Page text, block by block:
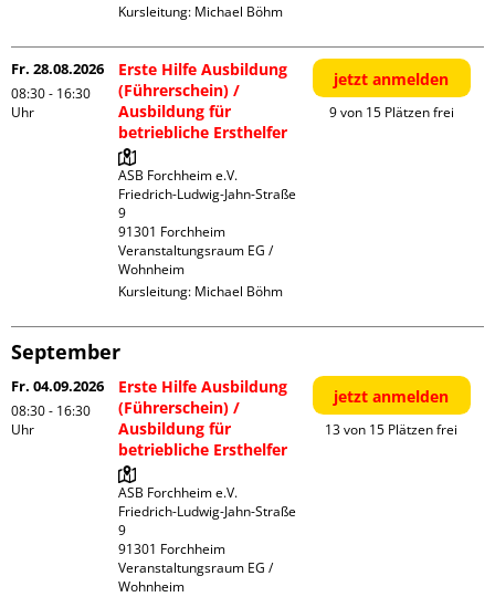
Kursleitung: Michael Böhm
Fr. 28.08.2026
08:30 - 16:30
Uhr
Erste Hilfe Ausbildung
(Führerschein) /
Ausbildung für
betriebliche Ersthelfer
ASB Forchheim e.V.
Friedrich-Ludwig-Jahn-Straße
9
91301 Forchheim
Veranstaltungsraum EG /
Wohnheim
Kursleitung: Michael Böhm
jetzt anmelden
9 von 15 Plätzen frei
September
Fr. 04.09.2026
08:30 - 16:30
Uhr
Erste Hilfe Ausbildung
(Führerschein) /
Ausbildung für
betriebliche Ersthelfer
ASB Forchheim e.V.
Friedrich-Ludwig-Jahn-Straße
9
91301 Forchheim
Veranstaltungsraum EG /
Wohnheim
jetzt anmelden
13 von 15 Plätzen frei